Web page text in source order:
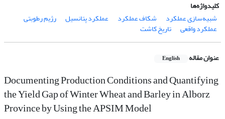
کلیدواژه‌ها
شبیه‌سازی عملکرد
شکاف عملکرد عملکرد پتانسیل رژیم رطوبتی
عملکرد واقعی تاریخ کاشت
عنوان مقاله English
Documenting Production Conditions and Quantifying
the Yield Gap of Winter Wheat and Barley in Alborz
Province by Using the APSIM Model